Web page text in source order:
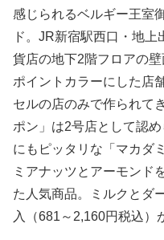
感じられるベルギー王室
ド。JR新宿駅西口・地
貨店の地下2階フロアの
ポイントカラーにした店
セルの店のみで作られて
ポン」は2号店として認
にもピッタリな「マカダ
ミアナッツとアーモンド
た人気商品。ミルクとダ
入（681～2,160円税込）